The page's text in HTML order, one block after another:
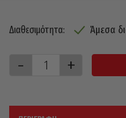
Διαθεσιμότητα: Άμεσα